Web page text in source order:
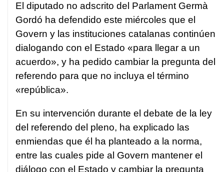
El diputado no adscrito del Parlament Germà
Gordó ha defendido este miércoles que el
Govern y las instituciones catalanas continúen
dialogando con el Estado «para llegar a un
acuerdo», y ha pedido cambiar la pregunta del
referendo para que no incluya el término
«república».
En su intervención durante el debate de la ley
del referendo del pleno, ha explicado las
enmiendas que él ha planteado a la norma,
entre las cuales pide al Govern mantener el
diálogo con el Estado y cambiar la pregunta